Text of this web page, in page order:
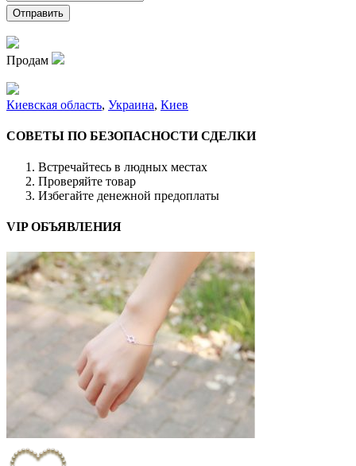
Продам
Киевская область, Украина, Киев
СОВЕТЫ ПО БЕЗОПАСНОСТИ СДЕЛКИ
Встречайтесь в людных местах
Проверяйте товар
Избегайте денежной предоплаты
VIP ОБЪЯВЛЕНИЯ